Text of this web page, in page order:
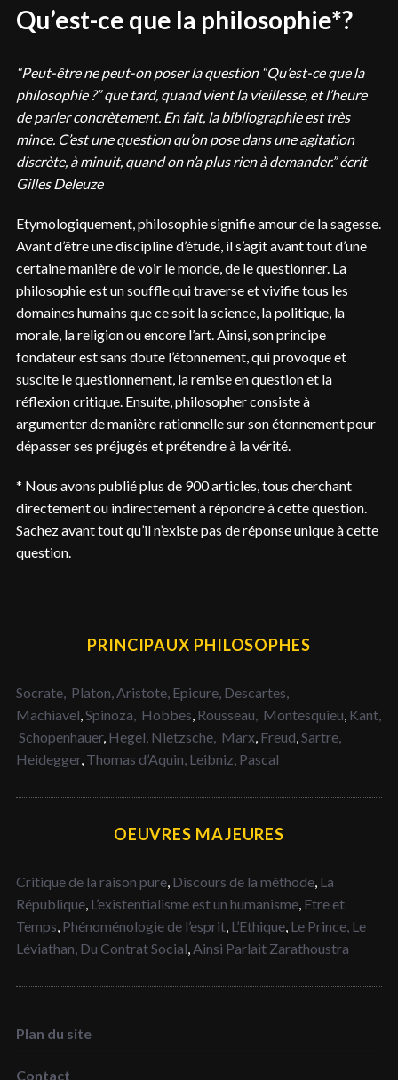
Qu’est-ce que la philosophie*?
“Peut-être ne peut-on poser la question “Qu’est-ce que la
philosophie ?” que tard, quand vient la vieillesse, et l’heure
de parler concrètement. En fait, la bibliographie est très
mince. C’est une question qu’on pose dans une agitation
discrète, à minuit, quand on n’a plus rien à demander.” écrit
Gilles Deleuze
Etymologiquement, philosophie signifie amour de la sagesse.
Avant d’être une discipline d’étude, il s’agit avant tout d’une
certaine manière de voir le monde, de le questionner. La
philosophie est un souffle qui traverse et vivifie tous les
domaines humains que ce soit la science, la politique, la
morale, la religion ou encore l’art. Ainsi, son principe
fondateur est sans doute l’étonnement, qui provoque et
suscite le questionnement, la remise en question et la
réflexion critique. Ensuite, philosopher consiste à
argumenter de manière rationnelle sur son étonnement pour
dépasser ses préjugés et prétendre à la vérité.
* Nous avons publié plus de 900 articles, tous cherchant
directement ou indirectement à répondre à cette question.
Sachez avant tout qu’il n’existe pas de réponse unique à cette
question.
PRINCIPAUX PHILOSOPHES
Socrate, Platon,Aristote, Epicure, Descartes,
Machiavel,Spinoza, Hobbes, Rousseau, Montesquieu, Kant,
Schopenhauer, Hegel, Nietzsche, Marx, Freud,Sartre,
Heidegger, Thomas d’Aquin, Leibniz, Pascal
OEUVRES MAJEURES
Critique de la raison pure, Discours de la méthode, La
République, L’existentialisme est un humanisme, Etre et
Temps, Phénoménologie de l’esprit, L’Ethique, Le Prince, Le
Léviathan, Du Contrat Social,Ainsi Parlait Zarathoustra
Plan du site
Contact